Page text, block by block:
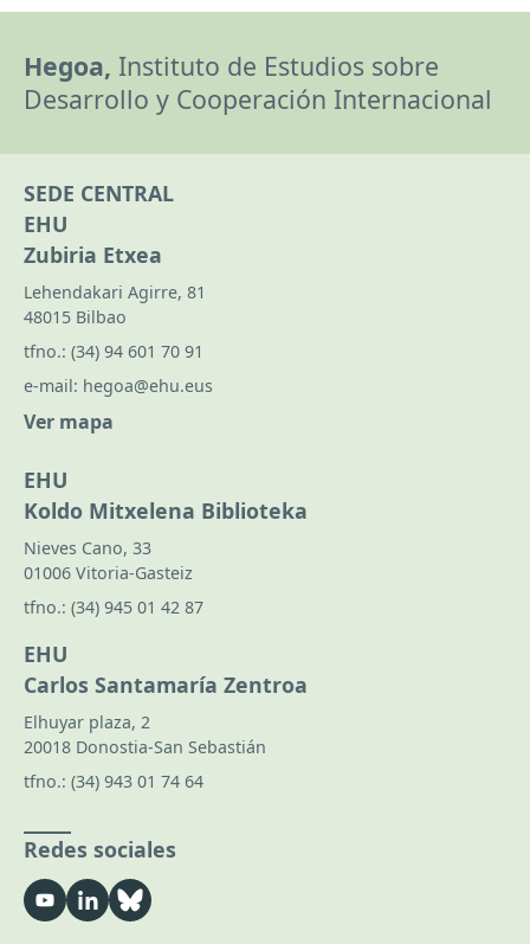
Hegoa, Instituto de Estudios sobre
Desarrollo y Cooperación Internacional
SEDE CENTRAL
EHU
Zubiria Etxea
Lehendakari Agirre, 81
48015 Bilbao
tfno.: (34) 94 601 70 91
e-mail: hegoa@ehu.eus
Ver mapa
EHU
Koldo Mitxelena Biblioteka
Nieves Cano, 33
01006 Vitoria-Gasteiz
tfno.: (34) 945 01 42 87
EHU
Carlos Santamaría Zentroa
Elhuyar plaza, 2
20018 Donostia-San Sebastián
tfno.: (34) 943 01 74 64
Redes sociales